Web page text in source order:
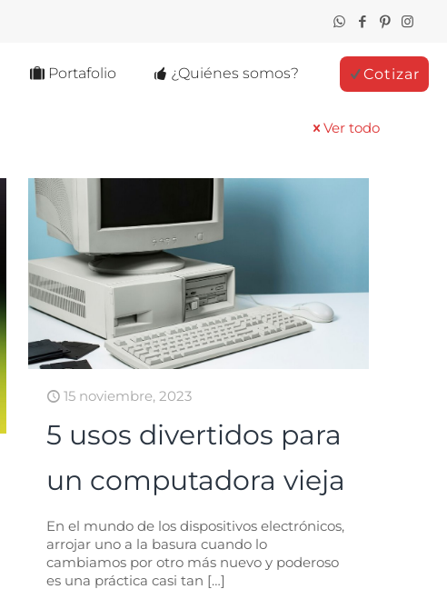
Portafolio ¿Quiénes somos? Cotizar
Ver todo
15 noviembre, 2023
5 usos divertidos para
un computadora vieja
En el mundo de los dispositivos electrónicos,
arrojar uno a la basura cuando lo
cambiamos por otro más nuevo y poderoso
es una práctica casi tan […]